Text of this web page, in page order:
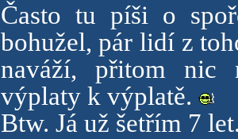
Často tu píši o
bohužel, pár lidí z
naváží, přitom nic
výplaty k výplatě.
Btw. Já už šetřím 7